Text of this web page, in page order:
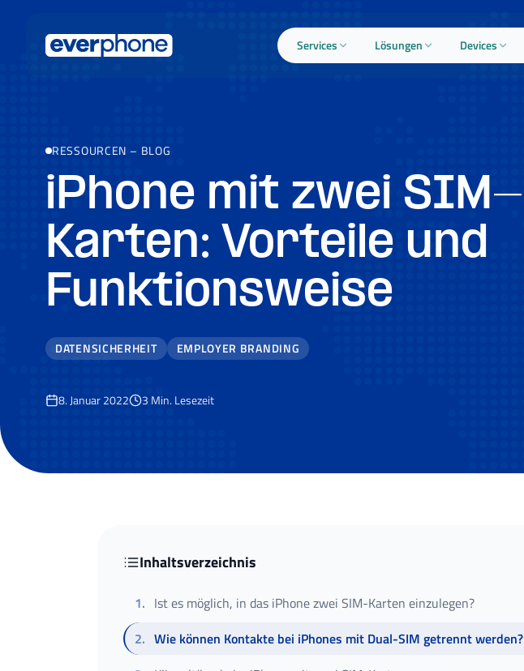
Services Lösungen Devices
RESSOURCEN – BLOG
iPhone mit zwei SIM-
Karten: Vorteile und
Funktionsweise
DATENSICHERHEIT EMPLOYER BRANDING
8. Januar 2022 3 Min. Lesezeit
Inhaltsverzeichnis
1. Ist es möglich, in das iPhone zwei SIM-Karten einzulegen?
2. Wie können Kontakte bei iPhones mit Dual-SIM getrennt werden?